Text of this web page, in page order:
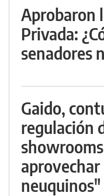
Aprobaron
Privada:
senadores
Gaido,
regulación
neuquinos"